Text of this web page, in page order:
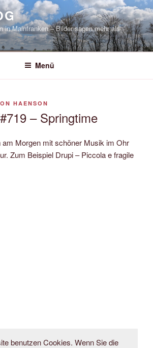
in Mainfranken – Bilder sagen mehr als
Menü
HAENSON
– Springtime
am Morgen mit schöner Musik im Ohr
Zum Beispiel Drupi – Piccola e fragile
benutzen Cookies. Wenn Sie die